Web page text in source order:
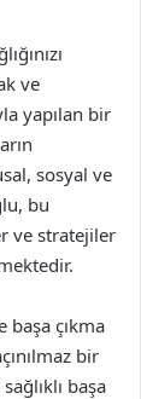
ve
yapılan bir
sosyal ve
bu
ve stratejiler
başa çıkma
bir
başa